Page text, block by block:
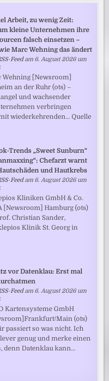
Arbeit, zu wenig Zeit:
kleine Unternehmen ihre
falsch einsetzen –
Marc Wehning das ändert
Feedam 6. August 2026 um
Wehning [Newsroom]
an der Ruhr (ots) –
und wachsender
verbringen
wiederkehrenden... Quelle
Trends „Sweet Sunburn“
Chefarzt warnt
und Hautkrebs
Feedam 6. August 2026 um
Kliniken GmbH & Co.
[Newsroom] Hamburg (ots)
Christian Sander,
Klinik St. Georg in
vor Datenklau: Erst mal
Feedam 6. August 2026 um
Kartensysteme GmbH
Main (ots)
passiert so was nicht. Ich
genug und merke einen
denn Datenklau kann...